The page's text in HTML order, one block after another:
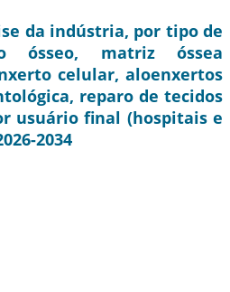
da indústria, por tipo de
ósseo, matriz óssea
celular, aloenxertos
reparo de tecidos
usuário final (hospitais e
2034